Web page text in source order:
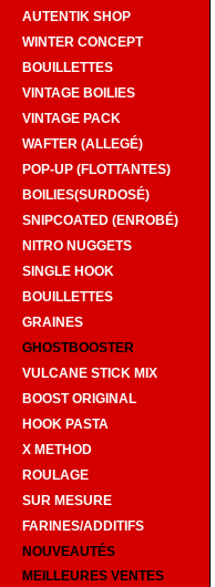
AUTENTIK SHOP
WINTER CONCEPT
BOUILLETTES
VINTAGE BOILIES
VINTAGE PACK
WAFTER (ALLEGÉ)
POP-UP (FLOTTANTES)
BOILIES(SURDOSÉ)
SNIPCOATED (ENROBÉ)
NITRO NUGGETS
SINGLE HOOK
BOUILLETTES
GRAINES
GHOSTBOOSTER
VULCANE STICK MIX
BOOST ORIGINAL
HOOK PASTA
X METHOD
ROULAGE
SUR MESURE
FARINES/ADDITIFS
NOUVEAUTÉS
MEILLEURES VENTES